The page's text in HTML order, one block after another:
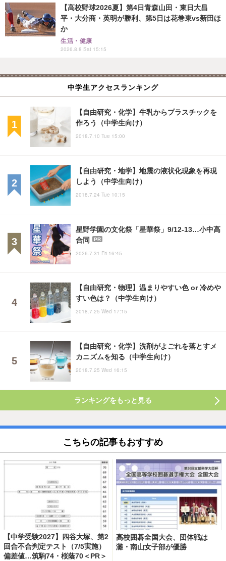
【高校野球2026夏】第4日青森山田・東日大昌
平・大分商・英明が勝利、第5日は花巻東vs新田ほ
か
生活・健康
2026.8.8 Sat 15:15
中学生アクセスランキング
【自由研究・化学】牛乳からプラスチックを
作ろう（中学生向け）
2018.7.10 Tue 15:00
【自由研究・地学】地震の液状化現象を再現
しよう（中学生向け）
2018.7.24 Tue 10:15
星野学園の文化祭「星華祭」9/12-13…小中高
合同
PR
2026.7.31 Fri 16:45
【自由研究・物理】温まりやすい色 or 冷めや
すい色は？（中学生向け）
2018.7.25 Wed 17:15
【自由研究・化学】洗剤がよごれを落とすメ
カニズムを知る（中学生向け）
2018.7.25 Wed 16:15
ランキングをもっと見る
こちらの記事もおすすめ
【中学受験2027】四谷大塚、第2
回合不合判定テスト（7/5実施）
偏差値…筑駒74・桜蔭70＜PR＞
高校囲碁全国大会、団体戦は
灘・南山女子部が優勝